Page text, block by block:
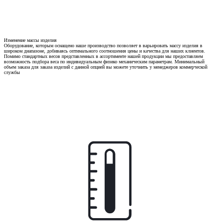
Изменение массы изделия
Оборудование, которым оснащено наше производство позволяет в варьировать массу изделия в
широком диапазоне, добиваясь оптимального соотношения цены и качества для наших клиентов.
Помимо стандартных весов представленных в ассортименте нашей продукции мы предоставляем
возможность подбора веса по индивидуальным физико механическим параметрам. Минимальный
объем заказа для заказа изделий с данной опцией вы можете уточнить у менеджеров коммерческой
службы